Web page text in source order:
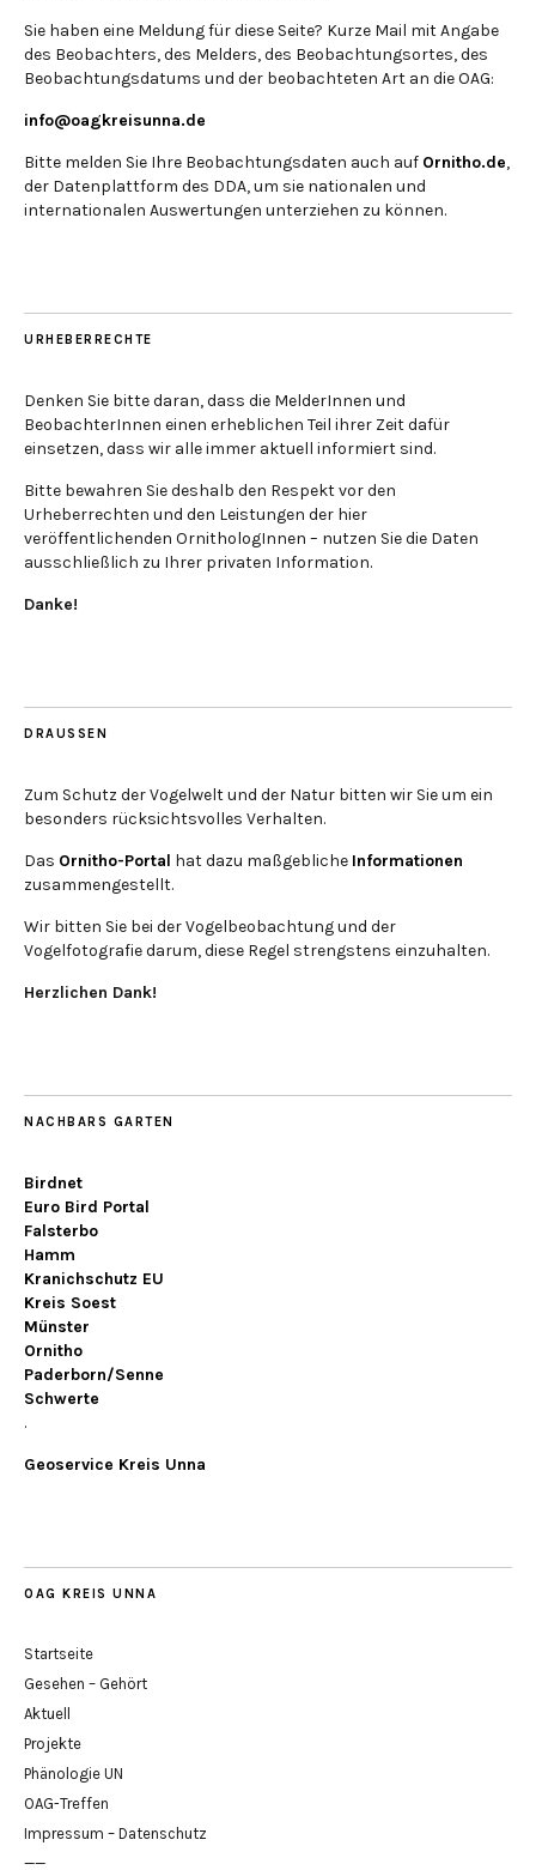
Sie haben eine Meldung für diese Seite? Kurze Mail mit Angabe
des Beobachters, des Melders, des Beobachtungsortes, des
Beobachtungsdatums und der beobachteten Art an die OAG:
info@oagkreisunna.de
Bitte melden Sie Ihre Beobachtungsdaten auch auf Ornitho.de,
der Datenplattform des DDA, um sie nationalen und
internationalen Auswertungen unterziehen zu können.
URHEBERRECHTE
Denken Sie bitte daran, dass die MelderInnen und
BeobachterInnen einen erheblichen Teil ihrer Zeit dafür
einsetzen, dass wir alle immer aktuell informiert sind.
Bitte bewahren Sie deshalb den Respekt vor den
Urheberrechten und den Leistungen der hier
veröffentlichenden OrnithologInnen – nutzen Sie die Daten
ausschließlich zu Ihrer privaten Information.
Danke!
DRAUSSEN
Zum Schutz der Vogelwelt und der Natur bitten wir Sie um ein
besonders rücksichtsvolles Verhalten.
Das Ornitho-Portal hat dazu maßgebliche Informationen
zusammengestellt.
Wir bitten Sie bei der Vogelbeobachtung und der
Vogelfotografie darum, diese Regel strengstens einzuhalten.
Herzlichen Dank!
NACHBARS GARTEN
Birdnet
Euro Bird Portal
Falsterbo
Hamm
Kranichschutz EU
Kreis Soest
Münster
Ornitho
Paderborn/Senne
Schwerte
.
Geoservice Kreis Unna
OAG KREIS UNNA
Startseite
Gesehen – Gehört
Aktuell
Projekte
Phänologie UN
OAG-Treffen
Impressum – Datenschutz
——